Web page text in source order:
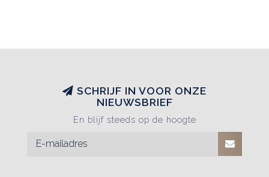
SCHRIJF IN VOOR ONZE
NIEUWSBRIEF
En blijf steeds op de hoogte